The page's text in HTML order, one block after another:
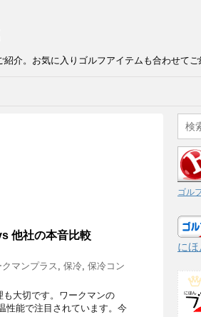
介。お気に入りゴルフアイテムも合わせてご
他社の本音比較
クマンプラス , 保冷, 保冷コン
大切です。ワークマンの
性能で注目されています。今
ゴル
に